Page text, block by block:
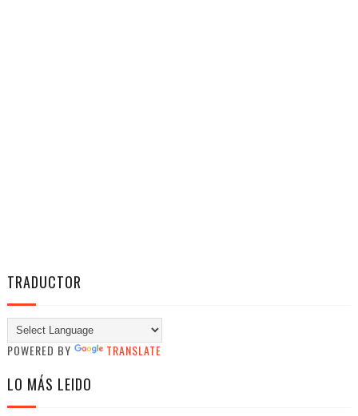
TRADUCTOR
POWERED BY TRANSLATE
LO MÁS LEIDO